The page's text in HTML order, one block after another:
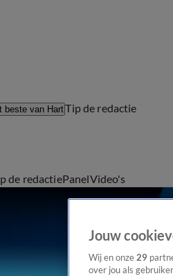
beste van HartTip de redactie
de redactiePanelVideo's
Jouw
Wij en onze 29
over jou als